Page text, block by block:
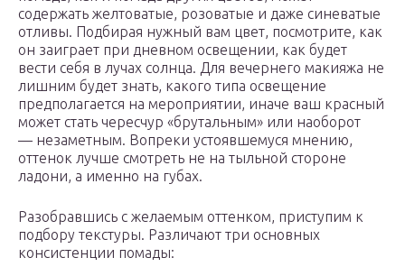
содержать желтоватые, розоватые и даже синеватые
отливы. Подбирая нужный вам цвет, посмотрите, как
он заиграет при дневном освещении, как будет
вести себя в лучах солнца. Для вечернего макияжа не
лишним будет знать, какого типа освещение
предполагается на мероприятии, иначе ваш красный
может стать чересчур «брутальным» или наоборот
— незаметным. Вопреки устоявшемуся мнению,
оттенок лучше смотреть не на тыльной стороне
ладони, а именно на губах.
Разобравшись с желаемым оттенком, приступим к
подбору текстуры. Различают три основных
консистенции помады: